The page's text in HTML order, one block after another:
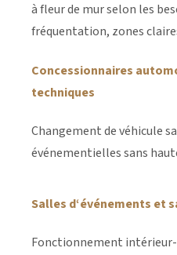
à fleur de mur selon les
fréquentation, zones
Concessionnaires
techniques
Changement de véhicule
événementielles sans
Salles d‘événements et
Fonctionnement